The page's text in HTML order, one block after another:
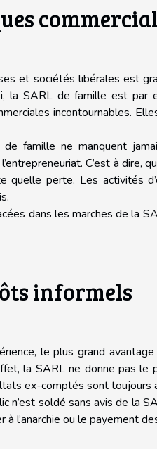
et sociétés libérales est
la SARL de famille est par
incontournables.
famille ne manquent
C’est à dire,
quelle perte. Les activités
dans les marches de la
informels
le plus grand
la SARL ne donne pas le
ex-comptés sont toujours
n’est soldé sans avis de la
l’anarchie ou le payement